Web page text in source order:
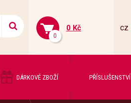
0
0 Kč cz
DÁRKOVÉ ZBOŽÍ PŘÍSLUŠENSTVÍ